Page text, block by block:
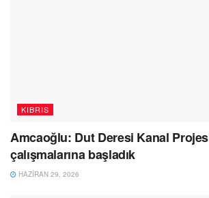
KIBRIS
Amcaoğlu: Dut Deresi Kanal
çalışmalarına başladık
HAZIRAN 29, 2026